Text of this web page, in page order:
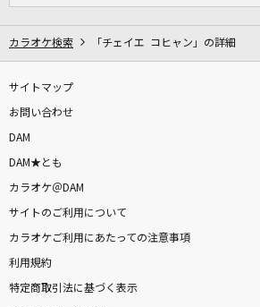
カラオケ検索 「チェイエ コヒャン」の詳細
サイトマップ
お問い合わせ
DAM
DAM★とも
カラオケ＠DAM
サイトのご利用について
カラオケご利用にあたっての注意事項
利用規約
特定商取引法に基づく表示